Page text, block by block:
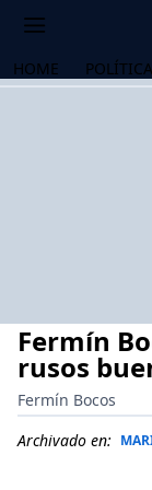
HOME POLÍTICA
Fermín
rusos
Fermín Bocos
Archivado en: